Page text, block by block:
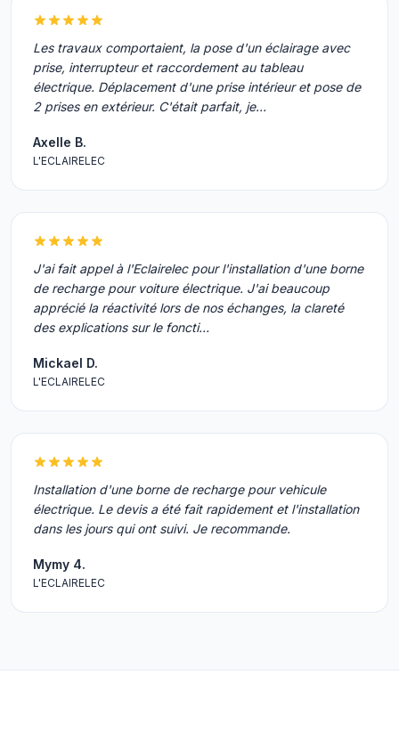
Les travaux comportaient, la pose d'un éclairage avec
prise, interrupteur et raccordement au tableau
électrique. Déplacement d'une prise intérieur et pose de
2 prises en extérieur. C'était parfait, je…
Axelle B.
L'ECLAIRELEC
J'ai fait appel à l'Eclairelec pour l'installation d'une borne
de recharge pour voiture électrique. J'ai beaucoup
apprécié la réactivité lors de nos échanges, la clareté
des explications sur le foncti…
Mickael D.
L'ECLAIRELEC
Installation d'une borne de recharge pour vehicule
électrique. Le devis a été fait rapidement et l'installation
dans les jours qui ont suivi. Je recommande.
Mymy 4.
L'ECLAIRELEC